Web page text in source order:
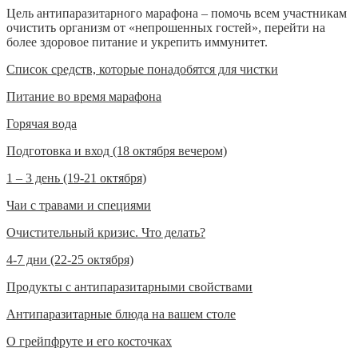
Цель антипаразитарного марафона – помочь всем участникам
очистить организм от «непрошенных гостей», перейти на
более здоровое питание и укрепить иммунитет.
Список средств, которые понадобятся для чистки
Питание во время марафона
Горячая вода
Подготовка и вход (18 октября вечером)
1 – 3 день (19-21 октября)
Чаи с травами и специями
Очистительный кризис. Что делать?
4-7 дни (22-25 октября)
Продукты с антипаразитарными свойствами
Антипаразитарные блюда на вашем столе
О грейпфруте и его косточках